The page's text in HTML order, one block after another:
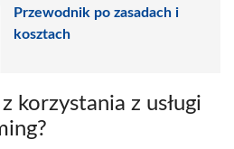
Przewodnik po zasadach i
kosztach
korzystania z usługi